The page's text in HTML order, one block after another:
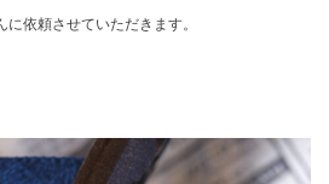
依頼させていただきます。